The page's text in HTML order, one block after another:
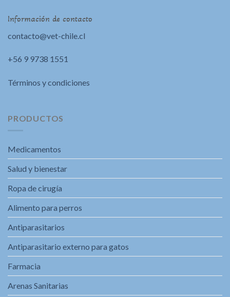
Información de contacto
contacto@vet-chile.cl
+56 9 9738 1551
Términos y condiciones
PRODUCTOS
Medicamentos
Salud y bienestar
Ropa de cirugía
Alimento para perros
Antiparasitarios
Antiparasitario externo para gatos
Farmacia
Arenas Sanitarias